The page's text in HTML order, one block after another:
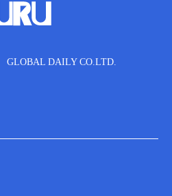
GLOBAL DAILY CO.LTD.